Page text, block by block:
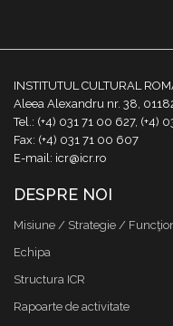
INSTITUTUL CULTURAL
Aleea Alexandru nr. 38,
Tel.: (+4) 031 71 00 627, (+4)
Fax: (+4) 031 71 00 607
E-mail: icr@icr.ro
DESPRE NOI
Misiune / Strategie /
Echipa
Structura ICR
Rapoarte de activitate